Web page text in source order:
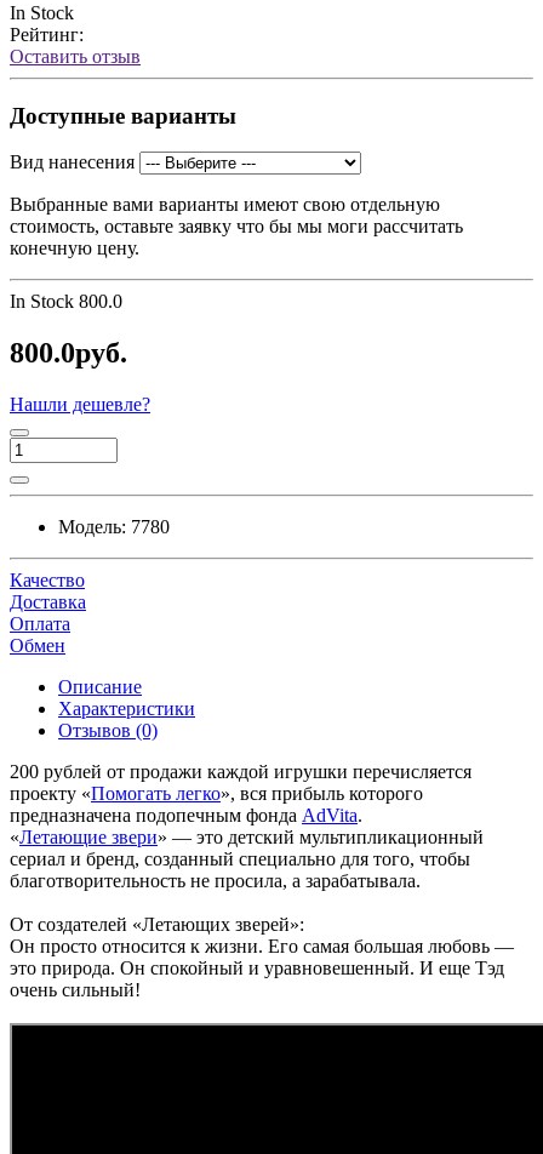
In Stock
Рейтинг:
Оставить отзыв
Доступные варианты
Вид нанесения
Выбранные вами варианты имеют свою отдельную
стоимость, оставьте заявку что бы мы моги рассчитать
конечную цену.
In Stock 800.0
800.0руб.
Нашли дешевле?
Модель: 7780
Качество
Доставка
Оплата
Обмен
Описание
Характеристики
Отзывов (0)
200 рублей от продажи каждой игрушки перечисляется
проекту «Помогать легко», вся прибыль которого
предназначена подопечным фонда AdVita.
«Летающие звери» — это детский мультипликационный
сериал и бренд, созданный специально для того, чтобы
благотворительность не просила, а зарабатывала.
От создателей «Летающих зверей»:
Он просто относится к жизни. Его самая большая любовь —
это природа. Он спокойный и уравновешенный. И еще Тэд
очень сильный!